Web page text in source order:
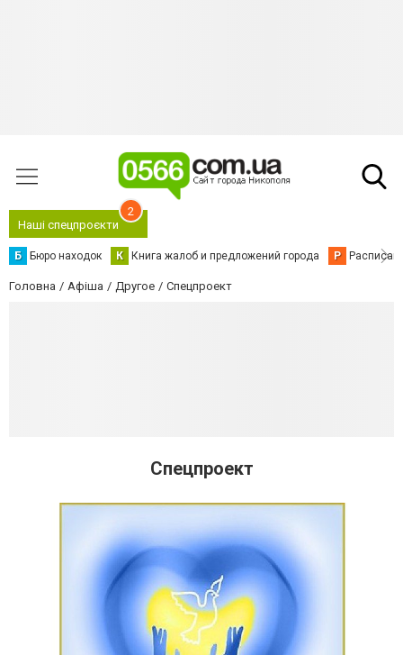
Наші спецпроєкти
2
Б Бюро находок К Книга жалоб и предложений города Р
Головна Афіша Другое Спецпроект
Спецпроект